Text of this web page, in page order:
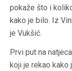
pokaže što i
kako je bilo. Iz
je Vukšić.
Prvi put na
koji je rekao kako